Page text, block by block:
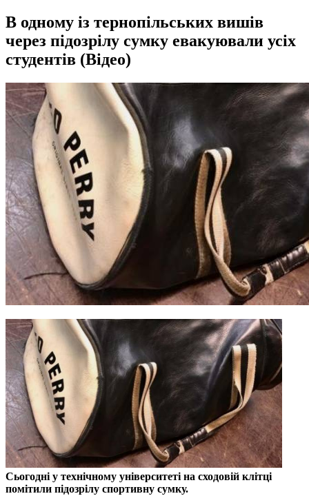
В одному із тернопільських вишів
через підозрілу сумку евакуювали усіх
студентів (Відео)
Сьогодні у технічному університеті на сходовій клітці
помітили підозрілу спортивну сумку.